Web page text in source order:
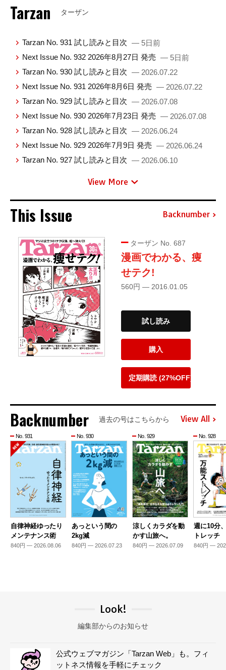
Tarzan ターザン
Tarzan No. 931 試し読みと目次 — 5日前
Next Issue No. 932 2026年8月27日 発売 — 5日前
Tarzan No. 930 試し読みと目次 — 2026.07.22
Next Issue No. 931 2026年8月6日 発売 — 2026.07.22
Tarzan No. 929 試し読みと目次 — 2026.07.08
Next Issue No. 930 2026年7月23日 発売 — 2026.07.08
Tarzan No. 928 試し読みと目次 — 2026.06.24
Next Issue No. 929 2026年7月9日 発売 — 2026.06.24
Tarzan No. 927 試し読みと目次 — 2026.06.10
View More
This Issue Backnumber
ターザン No. 687
漫画でわかる、痩
せテク!
560円 — 2016.01.05
試し読み
購入
定期購読 (27%OFF)
Backnumber 過去の号はこちらから View All
No. 931
自律神経ゆったり
メンテナンス術
840円 — 2026.08.06
No. 930
あっという間の
2kg減
840円 — 2026.07.23
No. 929
涼しくカラダを動
かす山旅へ。
840円 — 2026.07.09
No. 928
週に10分
トレッチ
840円 —
Look!
編集部からのお知らせ
公式ウェブマガジン「Tarzan Web」も。フィ
ットネス情報を手軽にチェック